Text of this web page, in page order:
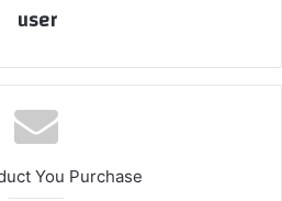
user
You Purchase